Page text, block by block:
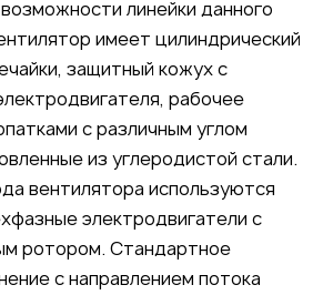
линейки данного
имеет цилиндрический
защитный кожух с
рабочее
с различным углом
из углеродистой стали.
вентилятора используются
электродвигатели с
ротором. Стандартное
с направлением потока